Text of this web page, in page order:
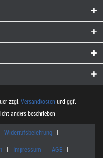
zzgl. Versandkosten und ggf.
anders beschrieben
Widerrufsbelehrung
Impressum
AGB